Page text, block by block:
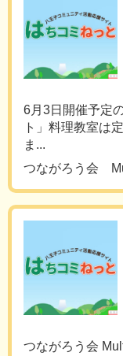
6月3日開催予定
ト」料理教室は
ま...
つながろう会
つながろう会